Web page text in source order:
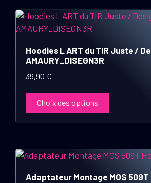
Hoodies L ART du TIR Juste /
AMAURY_DISEGN3R
39,90 €
Choix des options
Ce
produit
plusieurs
variations.
Les
options
peuvent
la
Adaptateur Montage MOS 509T